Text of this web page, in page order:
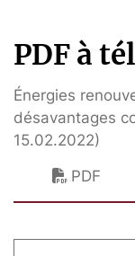
PDF à
Énergies
désavantages
15.02.2022)
PDF